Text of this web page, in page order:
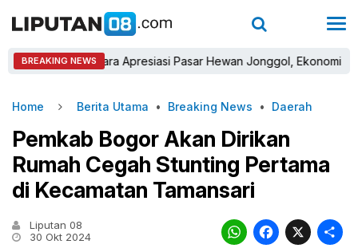
BREAKING NEWS
Winara Apresiasi Pasar Hewan Jonggol, Ekonomi Peternak
Home Berita Utama • Breaking News • Daerah
Pemkab Bogor Akan Dirikan
Rumah Cegah Stunting Pertama
di Kecamatan Tamansari
Liputan 08
30 Okt 2024
X